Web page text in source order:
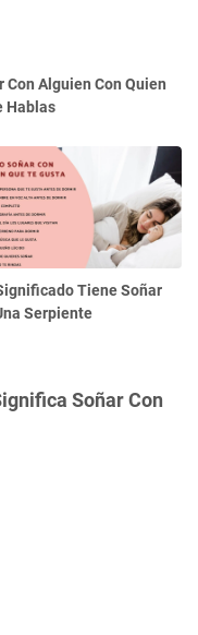
Con Alguien Con Quien
Hablas
Tiene Soñar
Serpiente
Soñar Con